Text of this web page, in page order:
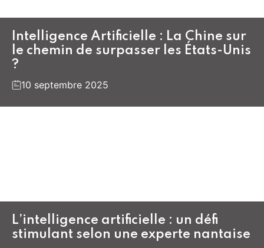
Intelligence Artificielle : La Chine sur
le chemin de surpasser les États-Unis
?
10 septembre 2025
L’intelligence artificielle : un défi
stimulant selon une experte nantaise